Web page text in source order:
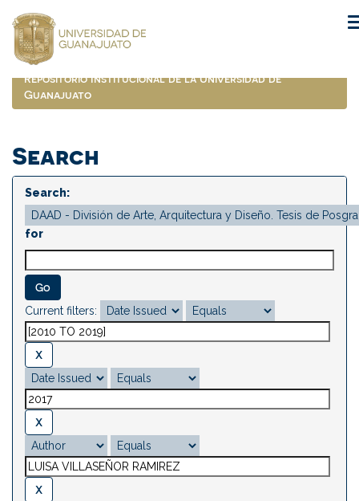
navigation
Repositorio Institucional de la Universidad de
Guanajuato
Search
Search:
for
Current filters: